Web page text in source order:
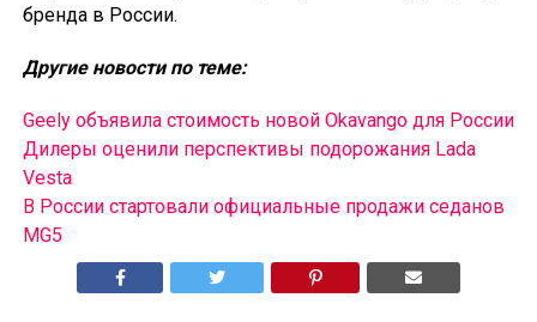
бренда в России.
Другие новости по теме:
Geely объявила стоимость новой Okavango для России
Дилеры оценили перспективы подорожания Lada
Vesta
В России cтартовали официальные продажи седанов
MG5